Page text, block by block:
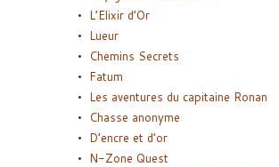
L’Elixir d’Or
Lueur
Chemins Secrets
Fatum
Les aventures du capitaine Ronan
Chasse anonyme
D’encre et d’or
N-Zone Quest